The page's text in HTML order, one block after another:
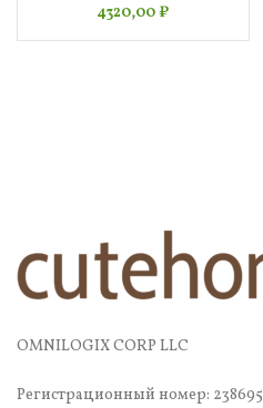
4320,00₽
OMNILOGIX CORP LLC
Регистрационный номер: 238695